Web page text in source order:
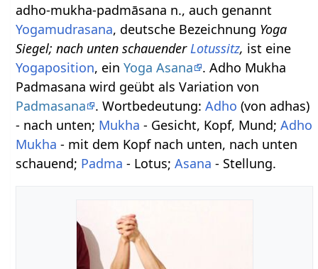
adho-mukha-padmāsana n., auch genannt
Yogamudrasana, deutsche Bezeichnung Yoga
Siegel; nach unten schauenderLotussitz, ist eine
Yogaposition, einYoga Asana
. Adho Mukha
Padmasana wird geübt als Variation von
Padmasana
. Wortbedeutung:Adho (von adhas)
- nach unten; Mukha - Gesicht, Kopf, Mund;Adho
Mukha - mit dem Kopf nach unten, nach unten
schauend; Padma - Lotus;Asana - Stellung.